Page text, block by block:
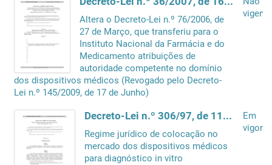
Altera o Decreto-Lei n.º 76/2006, de
27 de Março, que transferiu para o
Instituto Nacional da Farmácia e do
Medicamento atribuições de
autoridade competente no domínio
dos dispositivos médicos (Revogado pelo Decreto-
Lei n.º 145/2009, de 17 de Junho)
vigente
Decreto-Lei n.º 306/97, de 11 de Novembro
Regime jurídico de colocação no
mercado dos dispositivos médicos
para diagnóstico in vitro
Em
vigor